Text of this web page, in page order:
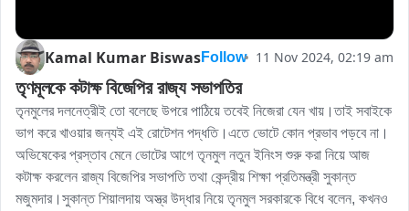
Kamal Kumar BiswasFollow 11 Nov 2024, 02:19 am
তৃণমূলকে কটাক্ষ বিজেপির রাজ্য সভাপতির
তৃনমুলের দলনেত্রীই তো বলেছে উপরে পাঠিয়ে তবেই নিজেরা যেন খায়।তাই সবাইকে
ভাগ করে খাওয়ার জন্যই এই রোটেশন পদ্ধতি।এতে ভোটে কোন প্রভাব পড়বে না।
অভিষেকের প্রস্তাব মেনে ভোটের আগে তৃনমুল নতুন ইনিংস শুরু করা নিয়ে আজ
কটাক্ষ করলেন রাজ্য বিজেপির সভাপতি তথা কেন্দ্রীয় শিক্ষা প্রতিমন্ত্রী সুকান্ত
মজুমদার।সুকান্ত শিয়ালদায় অস্ত্র উদ্ধার নিয়ে তৃনমুল সরকারকে বিধে বলেন, কখনও